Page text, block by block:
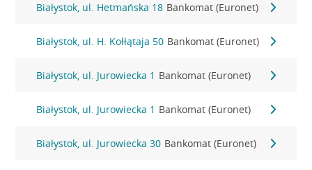
Białystok, ul. Hetmańska 18 Bankomat (Euronet)
Białystok, ul. H. Kołłątaja 50 Bankomat (Euronet)
Białystok, ul. Jurowiecka 1 Bankomat (Euronet)
Białystok, ul. Jurowiecka 1 Bankomat (Euronet)
Białystok, ul. Jurowiecka 30 Bankomat (Euronet)